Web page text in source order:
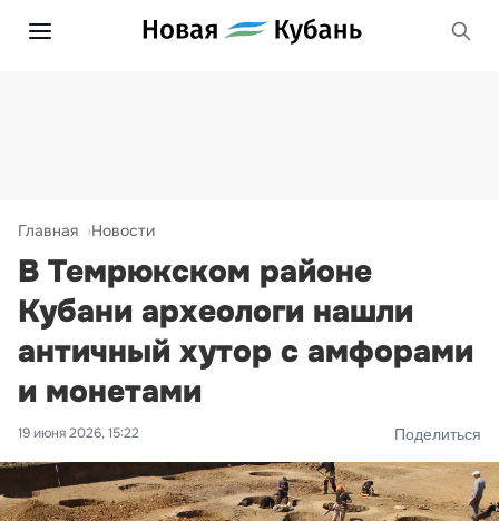
Главная Новости
В Темрюкском районе
Кубани археологи нашли
античный хутор с амфорами
и монетами
19 июня 2026, 15:22 Поделиться